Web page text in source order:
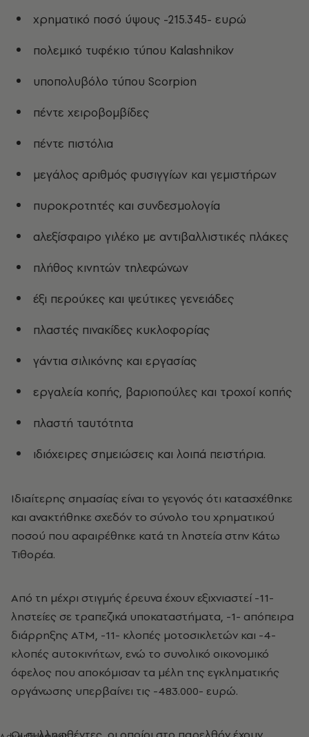
χρηματικό ποσό ύψους -215.345- ευρώ
πολεμικό τυφέκιο τύπου Kalashnikov
υποπολυβόλο τύπου Scorpion
πέντε χειροβομβίδες
πέντε πιστόλια
μεγάλος αριθμός φυσιγγίων και γεμιστήρων
πυροκροτητές και συνδεσμολογία
αλεξίσφαιρο γιλέκο με αντιβαλλιστικές πλάκες
πλήθος κινητών τηλεφώνων
έξι περούκες και ψεύτικες γενειάδες
πλαστές πινακίδες κυκλοφορίας
γάντια σιλικόνης και εργασίας
εργαλεία κοπής, βαριοπούλες και τροχοί κοπής
πλαστή ταυτότητα
ιδιόχειρες σημειώσεις και λοιπά πειστήρια.
Ιδιαίτερης σημασίας είναι το γεγονός ότι κατασχέθηκε
και ανακτήθηκε σχεδόν το σύνολο του χρηματικού
ποσού που αφαιρέθηκε κατά τη ληστεία στην Κάτω
Τιθορέα.
Από τη μέχρι στιγμής έρευνα έχουν εξιχνιαστεί -11-
ληστείες σε τραπεζικά υποκαταστήματα, -1- απόπειρα
διάρρηξης ΑΤΜ, -11- κλοπές μοτοσικλετών και -4-
κλοπές αυτοκινήτων, ενώ το συνολικό οικονομικό
όφελος που αποκόμισαν τα μέλη της εγκληματικής
οργάνωσης υπερβαίνει τις -483.000- ευρώ.